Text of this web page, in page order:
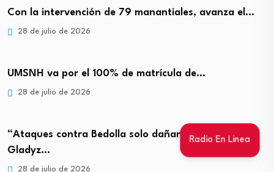
Radio En Linea
Con la intervención de 79 manantiales, avanza el…
28 de julio de 2026
UMSNH va por el 100% de matrícula de…
28 de julio de 2026
“Ataques contra Bedolla solo dañan al partido”:
Gladyz…
28 de julio de 2026